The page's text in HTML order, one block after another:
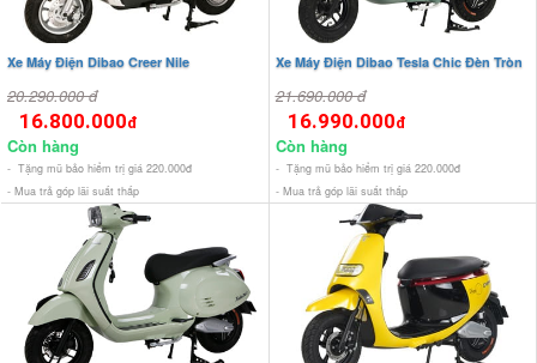
Xe Máy Điện Dibao Creer Nile
20.290.000 đ
16.800.000đ
Còn hàng
- Tặng mũ bảo hiểm trị giá 220.000đ
- Mua trả góp lãi suất thấp
Xe Máy Điện Dibao Tesla Chic Đèn Tròn
21.690.000 đ
16.990.000đ
Còn hàng
- Tặng mũ bảo hiểm trị giá 220.000đ
- Mua trả góp lãi suất thấp